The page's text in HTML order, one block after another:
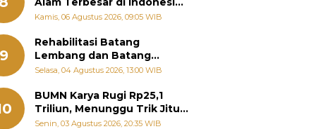
Groundbreaking September
Kamis, 06 Agustus 2026, 09:05 WIB
9
Rehabilitasi Batang
Lembang dan Batang
Gawan Segera Dimulai, Zigo
Berjalan
Selasa, 04 Agustus 2026, 13:00 WIB
BUMN Karya Rugi Rp25,1
Triliun, Menunggu Trik Jitu
Bos Danantara
Senin, 03 Agustus 2026, 20:35 WIB